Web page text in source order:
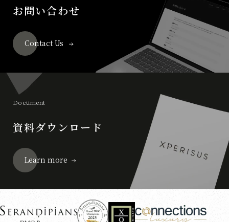
お問い合わせ
Contact Us
Document
資料ダウンロード
Learn more